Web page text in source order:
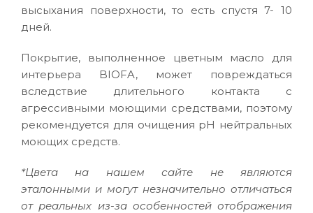
высыхания поверхности, то есть спустя 7- 10
дней.
Покрытие, выполненное цветным масло для
интерьера BIOFA, может повреждаться
вследствие длительного контакта с
агрессивными моющими средствами, поэтому
рекомендуется для очищения pH нейтральных
моющих средств.
*Цвета на нашем сайте не являются
эталонными и могут незначительно отличаться
от реальных из-за особенностей отображения